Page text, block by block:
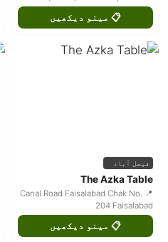
📋 مینو دیکھیں
فیصل آباد
The Azka Table
📍 Canal Road Faisalabad Chak No.
204 Faisalabad
📋 مینو دیکھیں